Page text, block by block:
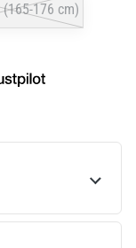
(165-176 cm)